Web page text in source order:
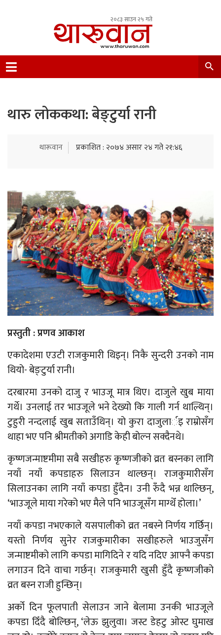
२०८३ साउन २५ गते
Nepal.
थारु लोककथा: बेङ्टुर्या रानी
थारूवान प्रकाशित : २०७४ असार २४ गते २१:४६
प्रस्तुती : प्रणव आकाश
एकादेशमा एउटी राजकुमारी थिइन्। निकै सुन्दरी उनको नाम
थियो- बेङ्टुर्या रानी।
दरबारमा उनको दाजु र भाउजू मात्र थिए। दाजुले खुब माया
गर्थे। उनलाई तर भाउजूले भने देख्यो कि गाली गर्न थाल्थिन्।
टुहुरी नन्दलाई खुब सताउँथिन्। यो कुरा दाजुलार्इ राम्रोसँग
थाहा भए पनि श्रीमतीको अगाडि केही बोल्न सक्दैनथे।
कृष्णजन्माष्टमीमा सबै सखीहरु कृष्णजीको व्रत बस्नका लागि
नयाँ नयाँ कपडाहरु सिलाउन थाल्छन्। राजकुमारीसँग
सिलाउनका लागि नयाँ कपडा हुँदैन। उनी रुँदै भन्न थाल्छिन्,
‘भाउजूले माया गरेको भए मैले पनि भाउजूसँग माग्थेँ होला।’
नयाँ कपडा नभएकाले यसपालीको व्रत नबस्ने निर्णय गर्छिन्।
यस्तो निर्णय सुनेर राजकुमारीका सखीहरुले भाउजुसँग
जन्माष्टमीको लागि कपडा मागिदिने र यदि नदिए आफ्नै कपडा
लगाउन दिने वाचा गर्छन्। राजकुमारी खुसी हुँदै कृष्णजीको
व्रत बस्न राजी हुन्छिन्।
अर्को दिन फूलपाती सेलाउन जाने बेलामा उनकी भाउजूले
कपडा दिँदै बोल्छिन्, ‘लेऊ झुलुवा। जस्ट डेहटु ओस्ट घुमाख